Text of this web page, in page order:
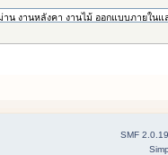
SMF 2.0.19